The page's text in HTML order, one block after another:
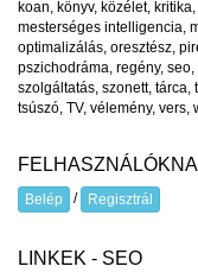
koan könyv, közélet, kritika
mesterséges intelligencia
optimalizálás oresztész
pszichodráma regény, seo
szolgáltatás szonett, tárca
tsúszó TV, vélemény, vers
Belép / Regisztrál
LINKEK - SEO